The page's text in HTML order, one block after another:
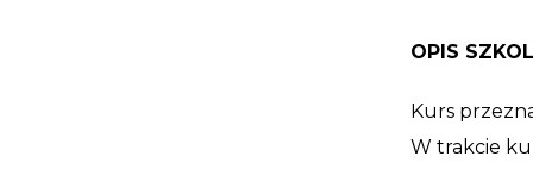
OPIS
Kurs
W trakcie